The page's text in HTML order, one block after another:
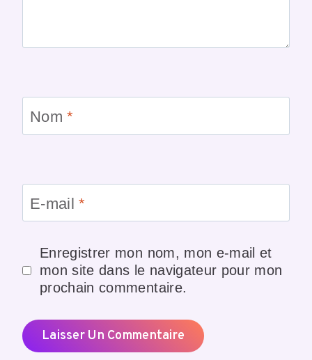
Nom*
E-mail*
Enregistrer mon nom, mon e-mail et
mon site dans le navigateur pour mon
prochain commentaire.